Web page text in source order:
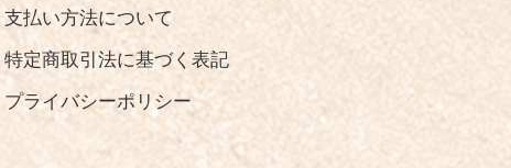
支払い方法について
特定商取引法に基づく表記
プライバシーポリシー